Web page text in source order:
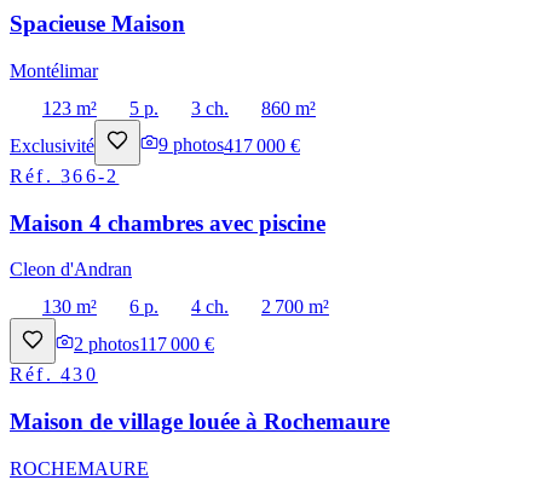
Spacieuse Maison
Montélimar
123 m²
5 p. 3 ch.
860 m²
Exclusivité
9 photos417 000 €
Réf.366-2
Maison 4 chambres avec piscine
Cleon d'Andran
130 m²
6 p. 4 ch.
2 700 m²
2 photos117 000 €
Réf.430
Maison de village louée à Rochemaure
ROCHEMAURE